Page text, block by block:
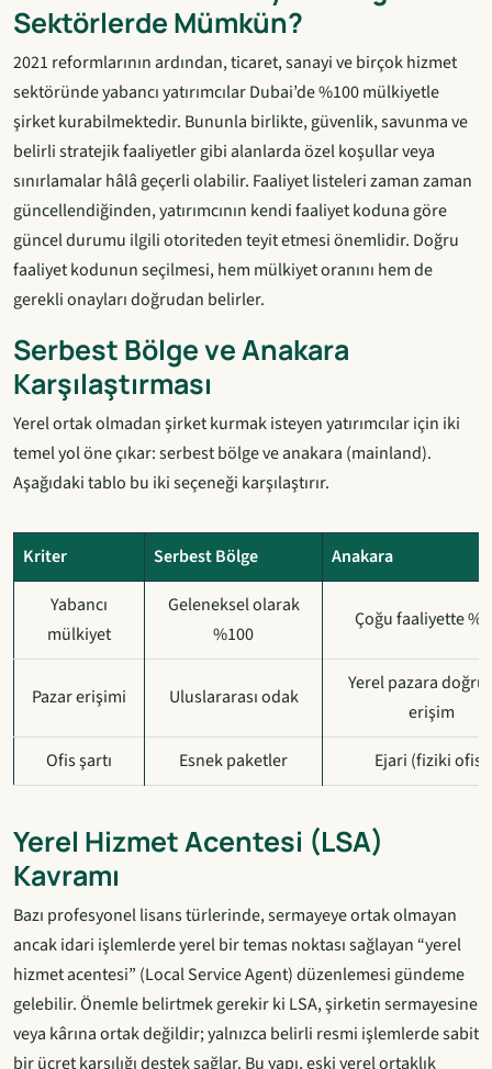
Sektörlerde Mümkün?
2021 reformlarının ardından, ticaret, sanayi ve birçok hizmet
sektöründe yabancı yatırımcılar Dubai’de %100 mülkiyetle
şirket kurabilmektedir. Bununla birlikte, güvenlik, savunma ve
belirli stratejik faaliyetler gibi alanlarda özel koşullar veya
sınırlamalar hâlâ geçerli olabilir. Faaliyet listeleri zaman zaman
güncellendiğinden, yatırımcının kendi faaliyet koduna göre
güncel durumu ilgili otoriteden teyit etmesi önemlidir. Doğru
faaliyet kodunun seçilmesi, hem mülkiyet oranını hem de
gerekli onayları doğrudan belirler.
Serbest Bölge ve Anakara
Karşılaştırması
Yerel ortak olmadan şirket kurmak isteyen yatırımcılar için iki
temel yol öne çıkar: serbest bölge ve anakara (mainland).
Aşağıdaki tablo bu iki seçeneği karşılaştırır.
Kriter Serbest Bölge
Anakara
Yabancı
mülkiyet
Geleneksel olarak
%100
Çoğu faaliyette
Pazar erişimi Uluslararası odak
Yerel pazara
erişim
Ofis şartı
Esnek paketler Ejari (fiziki ofis)
Yerel Hizmet Acentesi (LSA)
Kavramı
Bazı profesyonel lisans türlerinde, sermayeye ortak olmayan
ancak idari işlemlerde yerel bir temas noktası sağlayan “yerel
hizmet acentesi” (Local Service Agent) düzenlemesi gündeme
gelebilir. Önemle belirtmek gerekir ki LSA, şirketin sermayesine
veya kârına ortak değildir; yalnızca belirli resmi işlemlerde sabit
bir ücret karşılığı destek sağlar. Bu yapı, eski yerel ortaklık